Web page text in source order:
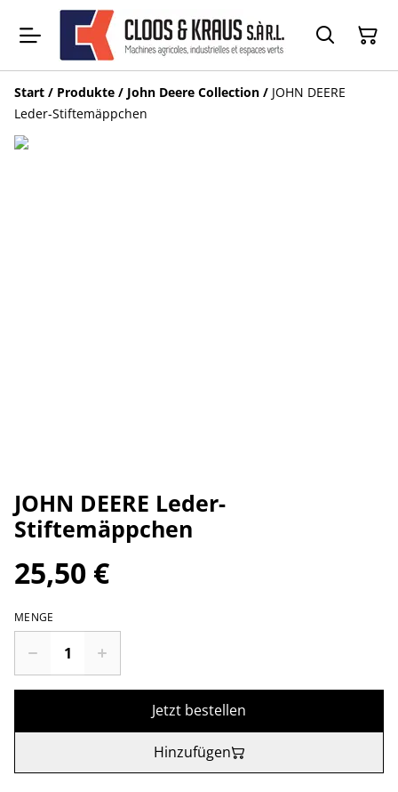
Start / Produkte / John Deere Collection / JOHN DEERE
Leder-Stiftemäppchen
JOHN DEERE Leder-
Stiftemäppchen
25,50 €
MENGE
Jetzt bestellen
Hinzufügen